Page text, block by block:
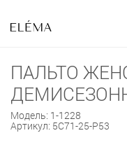
ПАЛЬТО
Модель: 1-1228
Артикул: 5С71-25-Р53